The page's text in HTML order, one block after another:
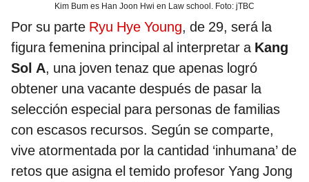
Kim Bum es Han Joon Hwi en Law school. Foto: jTBC
Por su parte Ryu Hye Young, de 29, será la
figura femenina principal al interpretar a Kang
Sol A, una joven tenaz que apenas logró
obtener una vacante después de pasar la
selección especial para personas de familias
con escasos recursos. Según se comparte,
vive atormentada por la cantidad ‘inhumana’ de
retos que asigna el temido profesor Yang Jong